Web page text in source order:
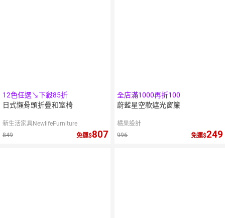
12色任選↘下殺85折
日式懶骨頭折疊和室椅
新生活家具NewlifeFurniture
849
免運 807
全店滿1000再折100
蔚藍星空款遮光窗簾
橘果設計
996
免運 249